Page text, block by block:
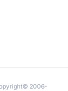
2006-